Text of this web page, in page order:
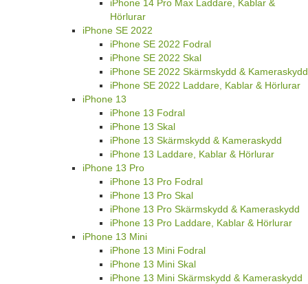
iPhone 14 Pro Max Laddare, Kablar &
Hörlurar
iPhone SE 2022
iPhone SE 2022 Fodral
iPhone SE 2022 Skal
iPhone SE 2022 Skärmskydd & Kameraskydd
iPhone SE 2022 Laddare, Kablar & Hörlurar
iPhone 13
iPhone 13 Fodral
iPhone 13 Skal
iPhone 13 Skärmskydd & Kameraskydd
iPhone 13 Laddare, Kablar & Hörlurar
iPhone 13 Pro
iPhone 13 Pro Fodral
iPhone 13 Pro Skal
iPhone 13 Pro Skärmskydd & Kameraskydd
iPhone 13 Pro Laddare, Kablar & Hörlurar
iPhone 13 Mini
iPhone 13 Mini Fodral
iPhone 13 Mini Skal
iPhone 13 Mini Skärmskydd & Kameraskydd